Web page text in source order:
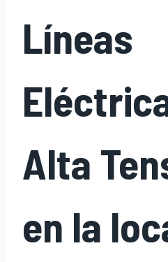
Líneas
Alta
en la